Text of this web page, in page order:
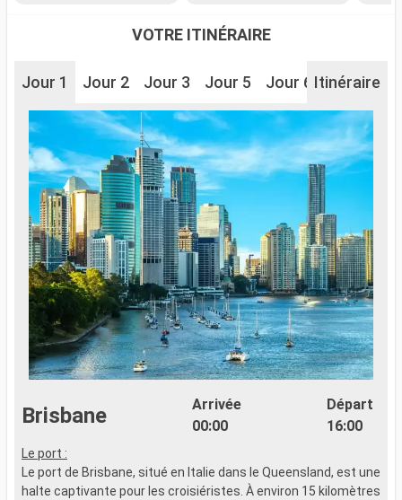
VOTRE ITINÉRAIRE
Jour 1 Jour 2 Jour 3 Jour 5 Jour 6 Jour 7
Itinéraire
Brisbane
Arrivée
00:00
Départ
16:00
Le port :
Le port de Brisbane, situé en Italie dans le Queensland, est une
halte captivante pour les croisiéristes. À environ 15 kilomètres